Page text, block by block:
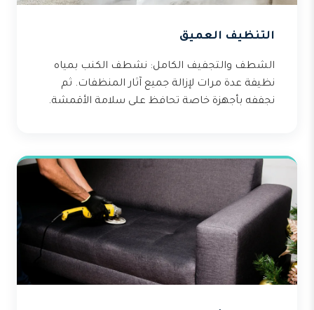
التنظيف العميق
الشطف والتجفيف الكامل: نشطف الكنب بمياه
نظيفة عدة مرات لإزالة جميع آثار المنظفات. ثم
نجففه بأجهزة خاصة تحافظ على سلامة الأقمشة.